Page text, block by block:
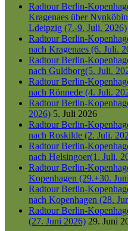
Radtour Berlin-
Kragenaes über
Ldeipzig (7.-9. Juli. 2026)
Radtour Berlin-
nach Kragenaes (6. Juli.
Radtour Berlin-
nach Guldborg(5. Juli.
Radtour Berlin-
nach Rönnede (4. Juli.
Radtour Berlin-
2026) 5. Juli 2026
Radtour Berlin-
nach Roskilde (2. Juli.
Radtour Berlin-
nach Helsingoer(1. Juli.
Radtour Berlin-
Kopenhagen (29.+30.
Radtour Berlin-
nach Kopenhagen (28.
Radtour Berlin-
(27. Juni 2026) 29. Juni